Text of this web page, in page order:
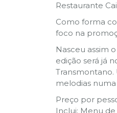
Restaurante
Como forma
foco na
Nasceu assim
edição será já
melodias
Preço por
Inclui: Menu de